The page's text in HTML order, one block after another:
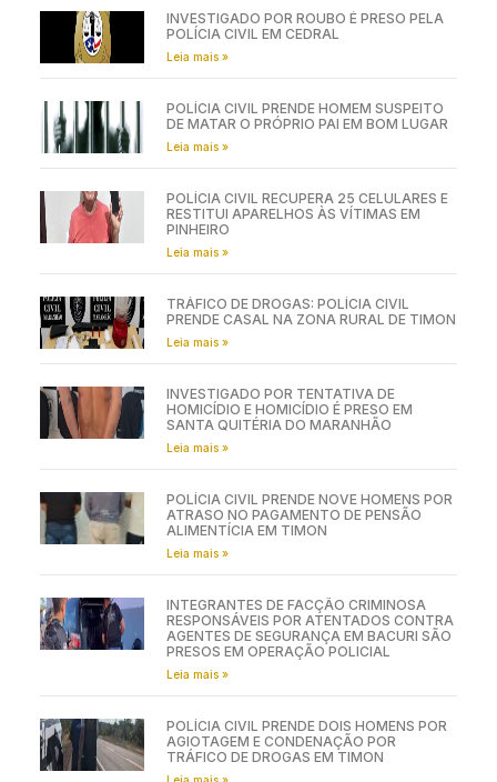
INVESTIGADO POR ROUBO É PRESO PELA
POLÍCIA CIVIL EM CEDRAL
Leia mais »
POLÍCIA CIVIL PRENDE HOMEM SUSPEITO
DE MATAR O PRÓPRIO PAI EM BOM LUGAR
Leia mais »
POLÍCIA CIVIL RECUPERA 25 CELULARES E
RESTITUI APARELHOS ÀS VÍTIMAS EM
PINHEIRO
Leia mais »
TRÁFICO DE DROGAS: POLÍCIA CIVIL
PRENDE CASAL NA ZONA RURAL DE TIMON
Leia mais »
INVESTIGADO POR TENTATIVA DE
HOMICÍDIO E HOMICÍDIO É PRESO EM
SANTA QUITÉRIA DO MARANHÃO
Leia mais »
POLÍCIA CIVIL PRENDE NOVE HOMENS POR
ATRASO NO PAGAMENTO DE PENSÃO
ALIMENTÍCIA EM TIMON
Leia mais »
INTEGRANTES DE FACÇÃO CRIMINOSA
RESPONSÁVEIS POR ATENTADOS CONTRA
AGENTES DE SEGURANÇA EM BACURI SÃO
PRESOS EM OPERAÇÃO POLICIAL
Leia mais »
POLÍCIA CIVIL PRENDE DOIS HOMENS POR
AGIOTAGEM E CONDENAÇÃO POR
TRÁFICO DE DROGAS EM TIMON
Leia mais »